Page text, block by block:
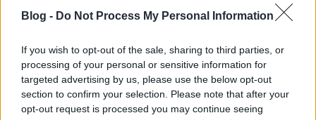
Blog - Do Not Process My Personal Information
If you wish to opt-out of the sale, sharing to third parties, or
processing of your personal or sensitive information for
targeted advertising by us, please use the below opt-out
section to confirm your selection. Please note that after your
opt-out request is processed you may continue seeing
efes
16 éve
Éljen. Mondjuk, a Mezzo eddig is jól tolta a hangot....